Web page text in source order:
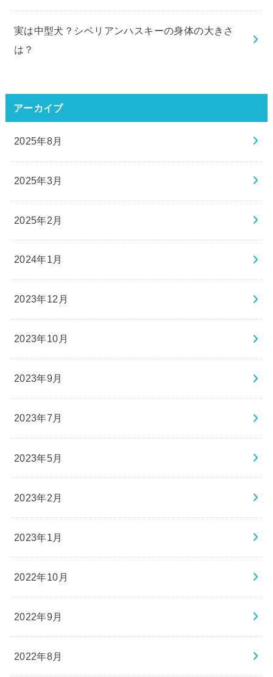
実は中型犬？シベリアンハスキーの身体の大きさ
は？
アーカイブ
2025年8月
2025年3月
2025年2月
2024年1月
2023年12月
2023年10月
2023年9月
2023年7月
2023年5月
2023年2月
2023年1月
2022年10月
2022年9月
2022年8月